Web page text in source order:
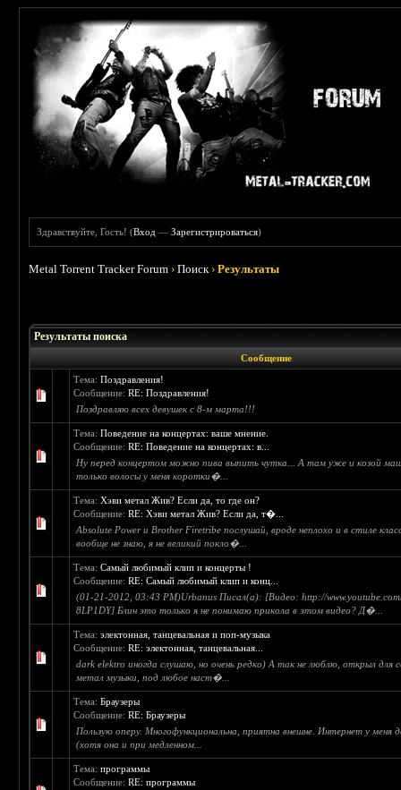
Здравствуйте, Гость! (Вход —Зарегистрироваться)
Metal Torrent Tracker Forum ›Поиск ›Результаты
Результаты поиска
Сообщение
Тема:Поздравления!
Сообщение:RE: Поздравления!
Поздравляю всех девушек с 8-м марта!!!
Тема:Поведение на концертах: ваше мнение.
Сообщение:RE: Поведение на концертах: в...
Ну перед концертом можно пива выпить чутка... А там уже и козой
только волосы у меня коротки�...
Тема:Хэви метал Жив? Если да, то где он?
Сообщение:RE: Хэви метал Жив? Если да, т�...
Absolute Power и Brother Firetribe послушай, вроде неплохо и в стиле
вообще не знаю, я не великий покло�...
Тема:Самый любимый клип и концерты !
Сообщение:RE: Самый любимый клип и конц...
(01-21-2012, 03:43 PM)Urbanus Писал(а): [Видео: http://
8LP1DY] Блин это только я не понимаю прикола в этом видео? Д�...
Тема:электонная, танцевальная и поп-музыка
Сообщение:RE: электонная, танцевальная...
dark elektro иногда слушаю, но очень редко) А так не люблю, открыл для
метал музыки, под любое наст�...
Тема:Браузеры
Сообщение:RE: Браузеры
Пользую оперу. Многофункциональна, приятна внешне. Интернет у меня
(хотя она и при медленном...
Тема:программы
Сообщение:RE: программы